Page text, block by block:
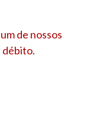
de nossos
débito.